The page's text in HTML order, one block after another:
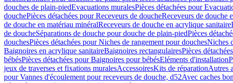
douches de plain-piedEvacuations muralesPièces détachées pour
douchePièces détachées pour Receveurs de doucheReceveurs de douche
de douche en matériau minéralReceveurs de douche en acrylique sanitaire
de doucheSéparations de douche pour douche de plain-piedPièces
douchesPièces détachées pour Niches de rangement pour douchesNiches
Baignoires en acrylique sanitaireBaignoires rectangulairesPièces
bébésPièces détachées pour Baignoires pour bébésEléments d'installation
jeux de traverses et fixations muralesAccessoiresKits de réparationAutres
pour Vannes d'écoulement pour receveurs de douche, d52Avec caches